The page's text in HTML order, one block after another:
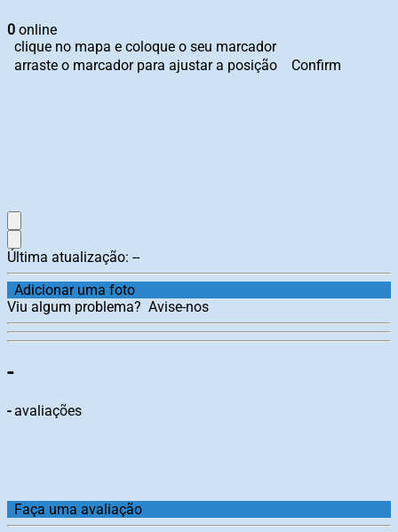
0 online
clique no mapa e coloque o seu marcador
arraste o marcador para ajustar a posição
Confirm
Última atualização: --
Adicionar uma foto
Viu algum problema? Avise-nos
-
-avaliações
Faça uma avaliação